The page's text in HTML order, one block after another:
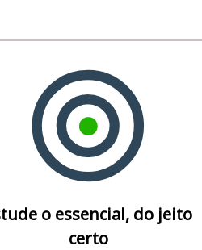
o essencial, do jeito
certo